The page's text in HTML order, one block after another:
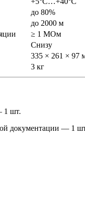
до 80%
до 2000 м
≥ 1 МОм
Снизу
335 × 261 × 97
3 кг
1 шт.
документации — 1